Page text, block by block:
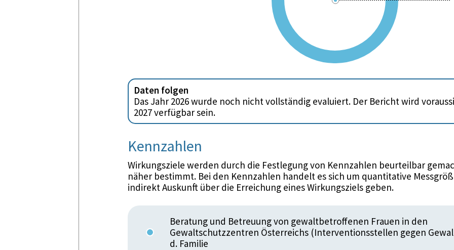
Daten folgen
Das Jahr 2026 wurde noch nicht vollständig evaluiert. Der Bericht wird
2027 verfügbar sein.
Kennzahlen
Wirkungsziele werden durch die Festlegung von Kennzahlen beurteilbar
näher bestimmt. Bei den Kennzahlen handelt es sich um quantitative
indirekt Auskunft über die Erreichung eines Wirkungsziels geben.
Beratung und Betreuung von gewaltbetroffenen Frauen in den
Gewaltschutzzentren Österreichs (Interventionsstellen gegen
d. Familie